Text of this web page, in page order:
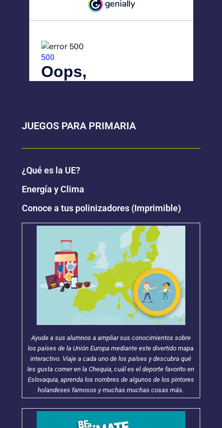
JUEGOS PARA PRIMARIA
¿Qué es la UE?
Energía y Clima
Conoce a tus polinizadores (Imprimible)
Ayude a sus alumnos a ampliar sus conocimientos sobre
los países de la Unión Europa mediante este divertido mapa
interactivo. Viaje a cada uno de los países y descubra qué
les gusta comer en la Chequia, cuál es el deporte favorito en
Eslovaquia, aprenda los nombres de algunos de los pintores
holandeses famosos y muchas muchas cosas más.